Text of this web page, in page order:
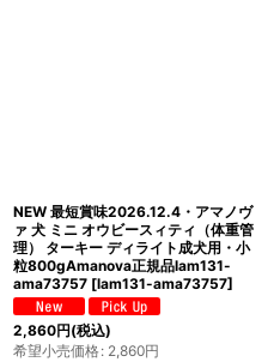
NEW 最短賞味2026.12.4・アマノヴ
ァ 犬 ミニ オウビースィティ（体重管
理） ターキー ディライト成犬用・小
粒800gAmanova正規品lam131-
ama73757 [lam131-ama73757]
2,860円(税込)
希望小売価格: 2,860円